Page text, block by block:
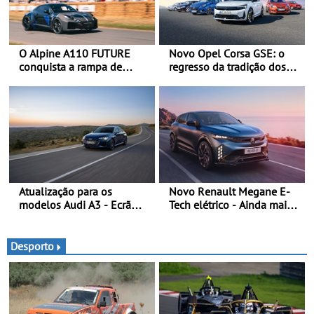
O Alpine A110 FUTURE
conquista a rampa de
dinâmica a nível mundial -
O protótipo de
desenvolvimento do Alpine
A110 FUTURE fez a sua
estreia dinâmica, em
público
Novo Opel Corsa GSE: o
regresso da tradição dos
potente, rápido: 207 kW
(281 cv), 345 Nm, 0 aos
100 km/h em 5,5 segundos
Atualização para os
modelos Audi A3 - Ecrã
estacion. assistido e
assistente de marcha-atrás
Novo Renault Megane E-
Tech elétrico - Ainda mais
Desporto